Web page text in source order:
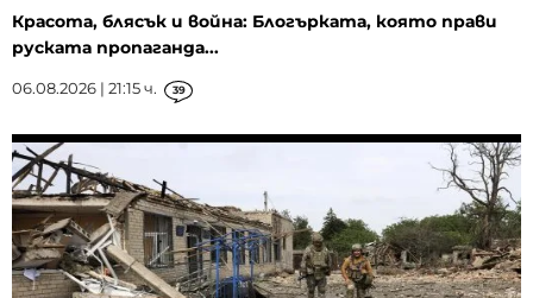
Красота, блясък и война: Блогърката, която прави
руската пропаганда...
06.08.2026 | 21:15 ч. 39